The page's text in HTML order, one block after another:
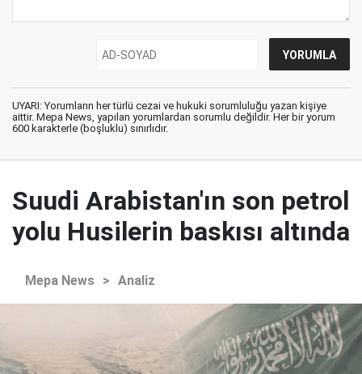
UYARI: Yorumların her türlü cezai ve hukuki sorumluluğu yazan kişiye
aittir. Mepa News, yapılan yorumlardan sorumlu değildir. Her bir yorum
600 karakterle (boşluklu) sınırlıdır.
Suudi Arabistan'ın son petrol
yolu Husilerin baskısı altında
Mepa News > Analiz